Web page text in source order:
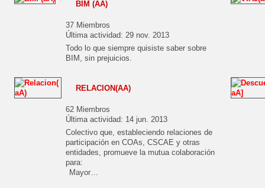
BIM (AA)
37 Miembros
Última actividad: 29 nov. 2013
Todo lo que siempre quisiste saber sobre
BIM, sin prejuicios.
RELACION(AA)
62 Miembros
Última actividad: 14 jun. 2013
Colectivo que, estableciendo relaciones de
participación en COAs, CSCAE y otras
entidades, promueve la mutua colaboración
para:
Mayor…